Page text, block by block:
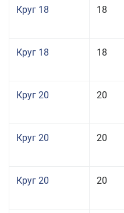
Круг 18 18
Круг 18 18
Круг 20 20
Круг 20 20
Круг 20 20